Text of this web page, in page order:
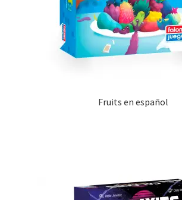
Fruits en español